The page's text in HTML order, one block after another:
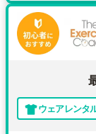
ウェアレンタ